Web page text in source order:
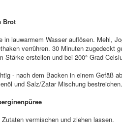
Brot
in lauwarmem Wasser auflösen. Mehl,
verrühren. 30 Minuten zugedeckt
Stärke erstellen und bei 200° Grad
- nach dem Backen in einem Gefäß
und Salz/Zatar Mischung bestreichen.
Zutaten vermischen und ziehen lassen.